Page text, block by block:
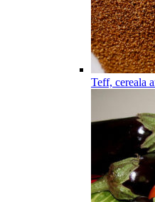
Teff, cereala